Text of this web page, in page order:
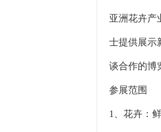
亚洲花卉产
士提供展示
谈合作的博
参展范围
1、花卉：